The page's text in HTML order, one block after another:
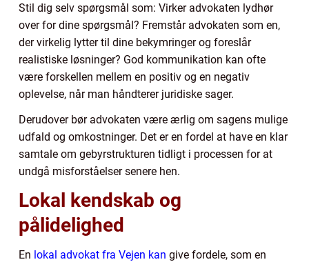
Stil dig selv spørgsmål som: Virker advokaten lydhør
over for dine spørgsmål? Fremstår advokaten som en,
der virkelig lytter til dine bekymringer og foreslår
realistiske løsninger? God kommunikation kan ofte
være forskellen mellem en positiv og en negativ
oplevelse, når man håndterer juridiske sager.
Derudover bør advokaten være ærlig om sagens mulige
udfald og omkostninger. Det er en fordel at have en klar
samtale om gebyrstrukturen tidligt i processen for at
undgå misforståelser senere hen.
Lokal kendskab og
pålidelighed
En lokal advokat fra Vejen kan give fordele, som en